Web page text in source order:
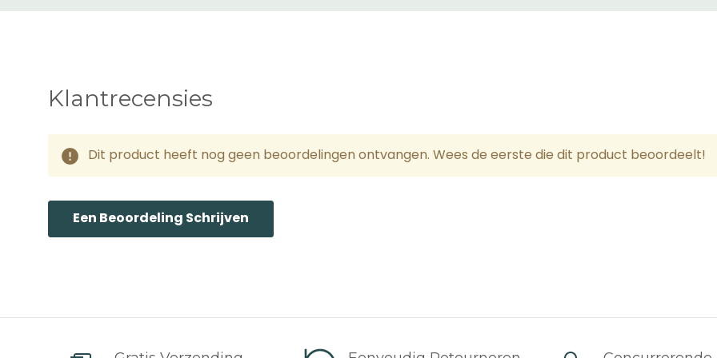
Zone 1 Levertijd en Kosten
Via DPD/UPS (1-3 dagen)
Bij bestelwaarde tussen 0€ - 99€: verzendkosten 10€
Klantrecensies
Dit product heeft nog geen beoordelingen ontvangen. Wees de eerste die dit product beoordeelt!
Een Beoordeling Schrijven